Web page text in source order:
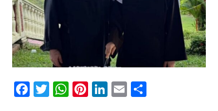
Facebook
Twitter
WhatsApp
Pinterest
LinkedIn
Email